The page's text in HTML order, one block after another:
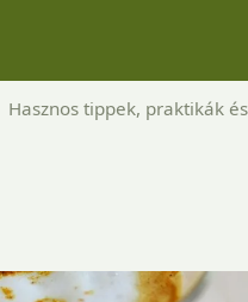
Hasznos tippek, praktikák